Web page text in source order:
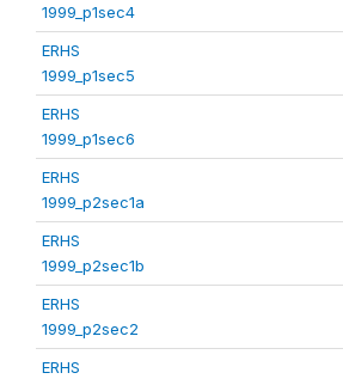
1999_p1sec4
ERHS
1999_p1sec5
ERHS
1999_p1sec6
ERHS
1999_p2sec1a
ERHS
1999_p2sec1b
ERHS
1999_p2sec2
ERHS